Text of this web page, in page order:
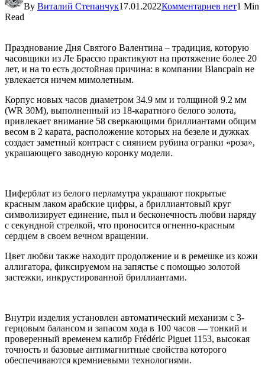
By Виталий Степанчук17.01.2022Комментариев нет1 Min
Read
Празднование Дня Святого Валентина – традиция, которую
часовщики из Ле Брассю практикуют на протяжение более 20
лет, и на то есть достойная причина: в компании Blancpain не
увлекается ничем мимолетным.
Корпус новых часов диаметром 34.9 мм и толщиной 9.2 мм
(WR 30M), выполненный из 18-каратного белого золота,
привлекает внимание 58 сверкающими бриллиантами общим
весом в 2 карата, расположение которых на безеле и дужках
создает заметный контраст с сиянием рубина огранки «роза»,
украшающего заводную коронку модели.
Циферблат из белого перламутра украшают покрытые
красным лаком арабские цифры, а бриллиантовый круг
символизирует единение, пыл и бесконечность любви наряду
с секундной стрелкой, что проносится огненно-красным
сердцем в своем вечном вращении.
Цвет любви также находит продолжение и в ремешке из кожи
аллигатора, фиксируемом на запястье с помощью золотой
застежки, инкрустированной бриллиантами.
Внутри изделия установлен автоматический механизм с 3-
герцовым балансом и запасом хода в 100 часов — тонкий и
проверенный временем калибр Frédéric Piguet 1153, высокая
точность и базовые антимагнитные свойства которого
обеспечиваются кремниевыми технологиями.